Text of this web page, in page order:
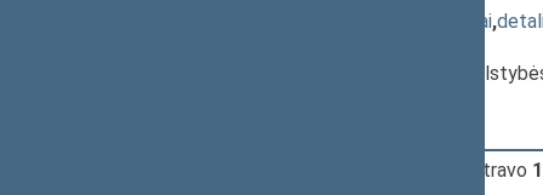
susiję dokumentai,
, Komiteto narė,
(užsiregistravo